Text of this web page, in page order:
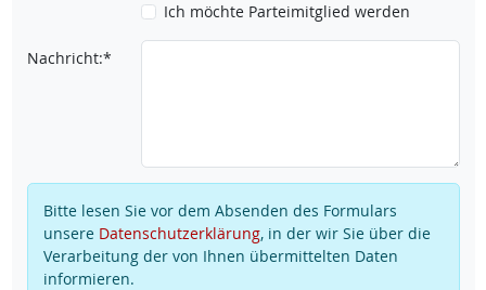
Ich möchte Parteimitglied werden
Nachricht:*
Bitte lesen Sie vor dem Absenden des Formulars
unsere Datenschutzerklärung, in der wir Sie über die
Verarbeitung der von Ihnen übermittelten Daten
informieren.